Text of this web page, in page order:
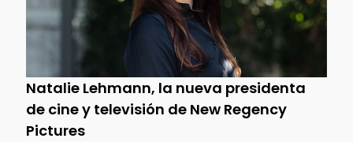
Natalie Lehmann, la nueva presidenta
de cine y televisión de New Regency
Pictures